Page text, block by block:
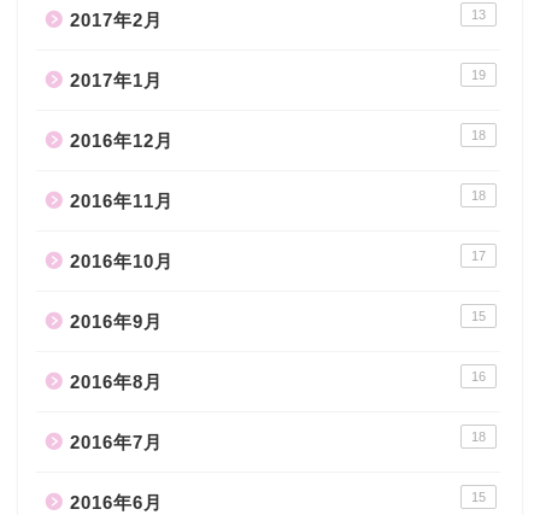
2017年2月 13
2017年1月 19
2016年12月 18
2016年11月 18
2016年10月 17
2016年9月 15
2016年8月 16
2016年7月 18
2016年6月 15